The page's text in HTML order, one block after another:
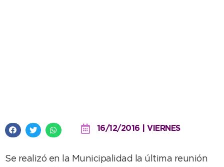
16/12/2016 | VIERNES
Se realizó en la Municipalidad la última reunión